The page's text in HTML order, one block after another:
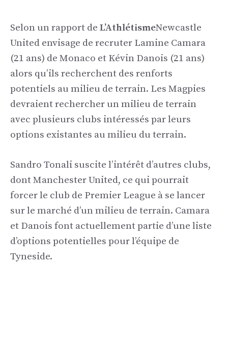
Selon un rapport de L’AthlétismeNewcastle
United envisage de recruter Lamine Camara
(21 ans) de Monaco et Kévin Danois (21 ans)
alors qu’ils recherchent des renforts
potentiels au milieu de terrain. Les Magpies
devraient rechercher un milieu de terrain
avec plusieurs clubs intéressés par leurs
options existantes au milieu du terrain.
Sandro Tonali suscite l’intérêt d’autres clubs,
dont Manchester United, ce qui pourrait
forcer le club de Premier League à se lancer
sur le marché d’un milieu de terrain. Camara
et Danois font actuellement partie d’une liste
d’options potentielles pour l’équipe de
Tyneside.